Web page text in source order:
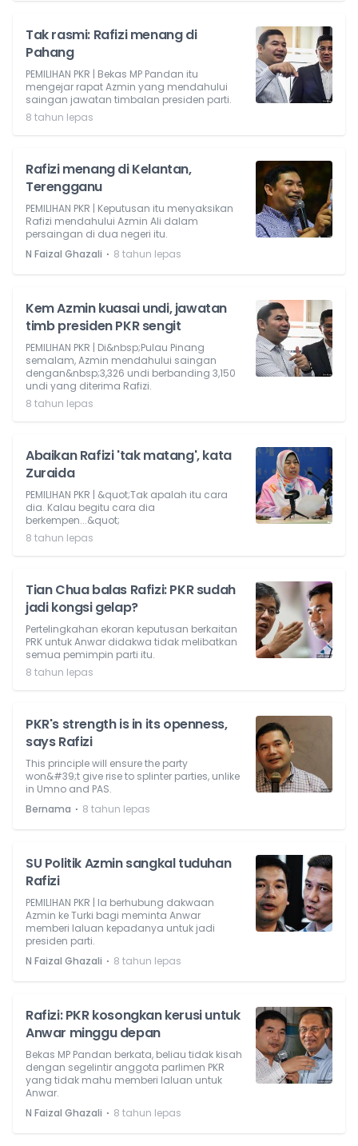
Tak rasmi: Rafizi menang di
Pahang
PEMILIHAN PKR | Bekas MP Pandan itu
mengejar rapat Azmin yang mendahului
saingan jawatan timbalan presiden parti.
8 tahun lepas
Rafizi menang di Kelantan,
Terengganu
PEMILIHAN PKR | Keputusan itu menyaksikan
Rafizi mendahului Azmin Ali dalam
persaingan di dua negeri itu.
N Faizal Ghazali ⋅ 8 tahun lepas
Kem Azmin kuasai undi, jawatan
timb presiden PKR sengit
PEMILIHAN PKR | Di&nbsp;Pulau Pinang
semalam, Azmin mendahului saingan
dengan&nbsp;3,326 undi berbanding 3,150
undi yang diterima Rafizi.
8 tahun lepas
Abaikan Rafizi 'tak matang', kata
Zuraida
PEMILIHAN PKR | &quot;Tak apalah itu cara
dia. Kalau begitu cara dia
berkempen...&quot;
8 tahun lepas
Tian Chua balas Rafizi: PKR sudah
jadi kongsi gelap?
Pertelingkahan ekoran keputusan berkaitan
PRK untuk Anwar didakwa tidak melibatkan
semua pemimpin parti itu.
8 tahun lepas
PKR's strength is in its openness,
says Rafizi
This principle will ensure the party
won&#39;t give rise to splinter parties, unlike
in Umno and PAS.
Bernama ⋅ 8 tahun lepas
SU Politik Azmin sangkal tuduhan
Rafizi
PEMILIHAN PKR | Ia berhubung dakwaan
Azmin ke Turki bagi meminta Anwar
memberi laluan kepadanya untuk jadi
presiden parti.
N Faizal Ghazali ⋅ 8 tahun lepas
Rafizi: PKR kosongkan kerusi untuk
Anwar minggu depan
Bekas MP Pandan berkata, beliau tidak kisah
dengan segelintir anggota parlimen PKR
yang tidak mahu memberi laluan untuk
Anwar.
N Faizal Ghazali ⋅ 8 tahun lepas